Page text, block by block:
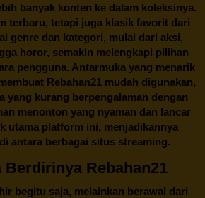
banyak konten ke dalam koleksinya.
terbaru, tetapi juga klasik favorit dari
genre dan kategori, mulai dari aksi,
horor, semakin melengkapi pilihan
pengguna. Antarmuka yang menarik
Rebahan21mudah digunakan,
yang kurang berpengalaman dengan
menonton yang nyaman dan lancar
utama platform ini, menjadikannya
antara berbagai situs streaming.
Berdirinya Rebahan21
begitu saja, melainkan berawal dari